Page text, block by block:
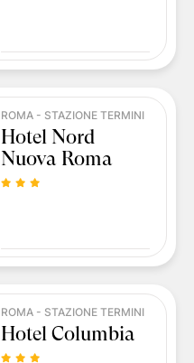
ROMA - STAZIONE TERMINI
Hotel Nord
Nuova Roma
ROMA - STAZIONE TERMINI
Hotel Columbia